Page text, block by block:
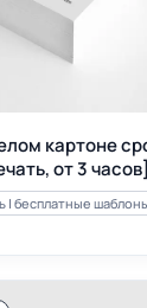
картоне
от 3 часов]
| бесплатные